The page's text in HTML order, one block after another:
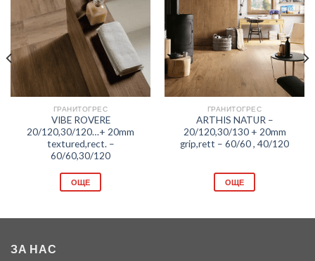
Добави
любими
ГРАНИТОГРЕС
VIBE ROVERE
20/120,30/120…+ 20mm
textured,rect. –
60/60,30/120
ОЩЕ
Добави
в
любими
ГРАНИТОГРЕС
ARTHIS NATUR –
20/120,30/130 + 20mm
grip,rett – 60/60 , 40/120
ОЩЕ
ЗА НАС